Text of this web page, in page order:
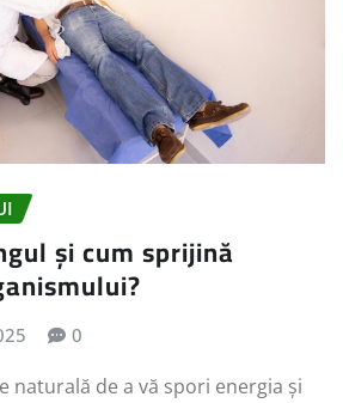
și cum sprijină
0
naturală de a vă spori energia și